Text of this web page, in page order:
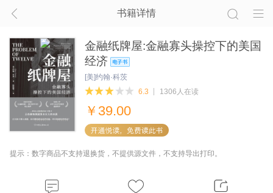
书籍详情
金融纸牌屋:金融寡头操控下的美国
经济
[美]约翰·科茨
6.3
1306人在读
￥ 39.00
提示：数字商品不支持退换货，不提供源文件，不支持导出打印。